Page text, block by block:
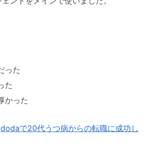
った
た
かった
dodaで20代うつ病からの転職に成功し